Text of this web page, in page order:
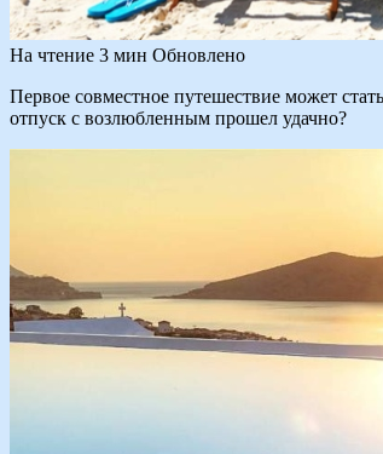
На чтение 3 мин Обновлено
Первое совместное путешествие может
отпуск с возлюбленным прошел удачно?